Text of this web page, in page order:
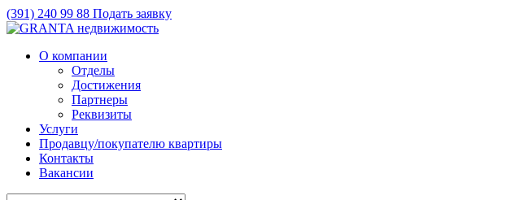
(391) 240 99 88 Подать заявку
О компании
Отделы
Достижения
Партнеры
Реквизиты
Услуги
Продавцу/покупателю квартиры
Контакты
Вакансии